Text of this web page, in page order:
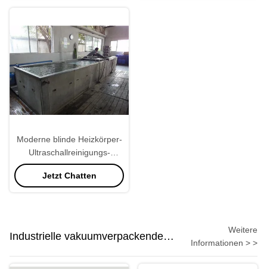
Moderne blinde Heizkörper-
Ultraschallreinigungs-
Maschine 28KHZ
Jetzt Chatten
Industrielle vakuumverpackende
Weitere
Informationen > >